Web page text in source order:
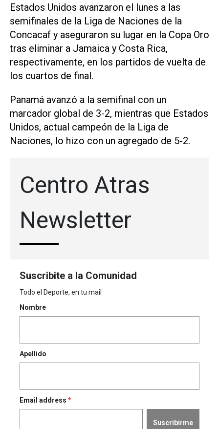
Estados Unidos avanzaron el lunes a las
semifinales de la Liga de Naciones de la
Concacaf y aseguraron su lugar en la Copa Oro
tras eliminar a Jamaica y Costa Rica,
respectivamente, en los partidos de vuelta de
los cuartos de final.
Panamá avanzó a la semifinal con un
marcador global de 3-2, mientras que Estados
Unidos, actual campeón de la Liga de
Naciones, lo hizo con un agregado de 5-2.